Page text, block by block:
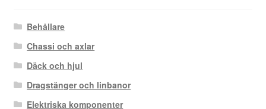
Behållare
Chassi och axlar
Däck och hjul
Dragstänger och linbanor
Elektriska komponenter